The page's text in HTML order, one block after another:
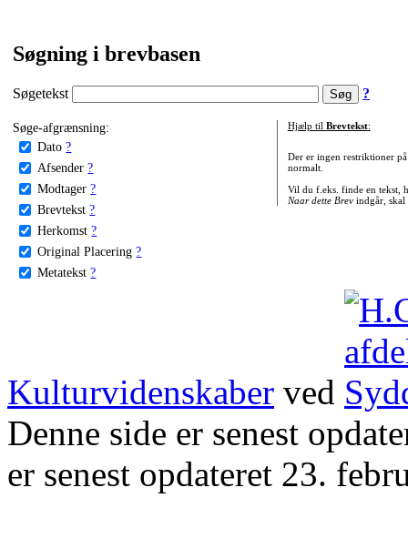
Søgning i brevbasen
Søgetekst ?
Søge-afgrænsning:
Dato ?
Afsender ?
Modtager ?
Brevtekst ?
Herkomst ?
Original Placering ?
Metatekst ?
Hjælp til Brevtekst:
Der er ingen restriktioner
normalt.
Vil du f.eks. finde en tekst,
Naar dette Brevindgår, skal
Kulturvidenskaber ved
Denne side er senest
er senest opdateret 23.